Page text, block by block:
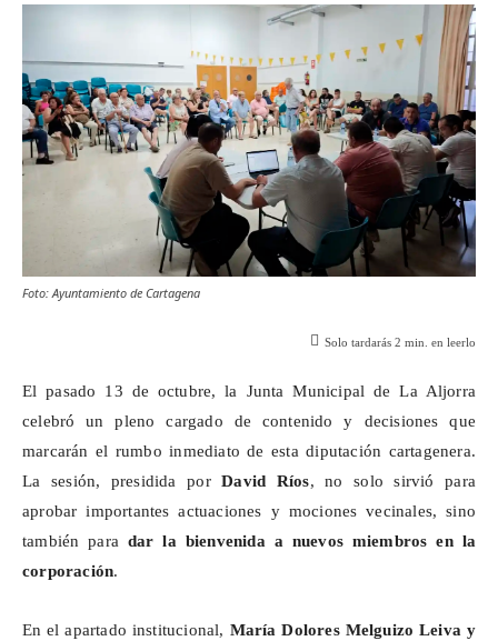
Foto: Ayuntamiento de Cartagena
Solo tardarás 2 min. en leerlo
El pasado 13 de octubre, la Junta Municipal de La Aljorra
celebró un pleno cargado de contenido y decisiones que
marcarán el rumbo inmediato de esta diputación cartagenera.
La sesión, presidida porDavid Ríos, no solo sirvió para
aprobar importantes actuaciones y mociones vecinales, sino
también para dar la bienvenida a nuevos miembros en la
corporación.
En el apartado institucional, María Dolores Melguizo Leiva y